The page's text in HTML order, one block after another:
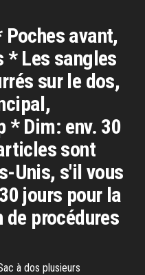
avant,
* Les sangles
sur le dos,
* Dim: env. 30
sont
Unis, s'il vous
jours pour la
procédures
à dos plusieurs